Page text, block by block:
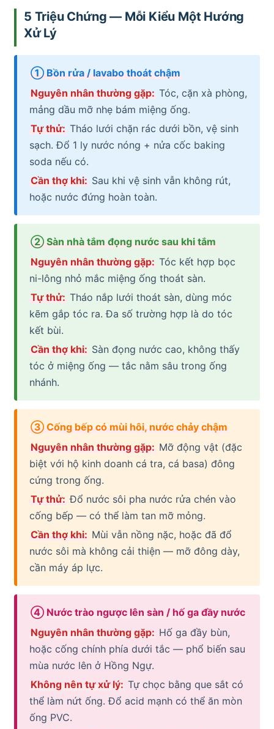
5 Triệu Chứng — Mỗi Kiểu Một Hướng
Xử Lý
① Bồn rửa / lavabo thoát chậm
Nguyên nhân thường gặp: Tóc, cặn xà phòng,
mảng dầu mỡ nhẹ bám miệng ống.
Tự thử: Tháo lưới chặn rác dưới bồn, vệ sinh
sạch. Đổ 1 ly nước nóng + nửa cốc baking
soda nếu có.
Cần thợ khi: Sau khi vệ sinh vẫn không rút,
hoặc nước đứng hoàn toàn.
② Sàn nhà tắm đọng nước sau khi tắm
Nguyên nhân thường gặp: Tóc kết hợp bọc
ni-lông nhỏ mắc miệng ống thoát sàn.
Tự thử: Tháo nắp lưới thoát sàn, dùng móc
kẽm gắp tóc ra. Đa số trường hợp là do tóc
kết bùi.
Cần thợ khi: Sàn đọng nước cao, không thấy
tóc ở miệng ống — tắc nằm sâu trong ống
nhánh.
③ Cống bếp có mùi hôi, nước chảy chậm
Nguyên nhân thường gặp: Mỡ động vật (đặc
biệt với hộ kinh doanh cá tra, cá basa) đông
cứng trong ống.
Tự thử: Đổ nước sôi pha nước rửa chén vào
cống bếp — có thể làm tan mỡ mỏng.
Cần thợ khi: Mùi vẫn nồng nặc, hoặc đã đổ
nước sôi mà không cải thiện — mỡ đông dày,
cần máy áp lực.
④ Nước trào ngược lên sàn / hố ga đầy nước
Nguyên nhân thường gặp: Hố ga đầy bùn,
hoặc cống chính phía dưới tắc — phổ biến sau
mùa nước lên ở Hồng Ngự.
Không nên tự xử lý: Tự chọc bằng que sắt có
thể làm nứt ống. Đổ acid mạnh có thể ăn mòn
ống PVC.